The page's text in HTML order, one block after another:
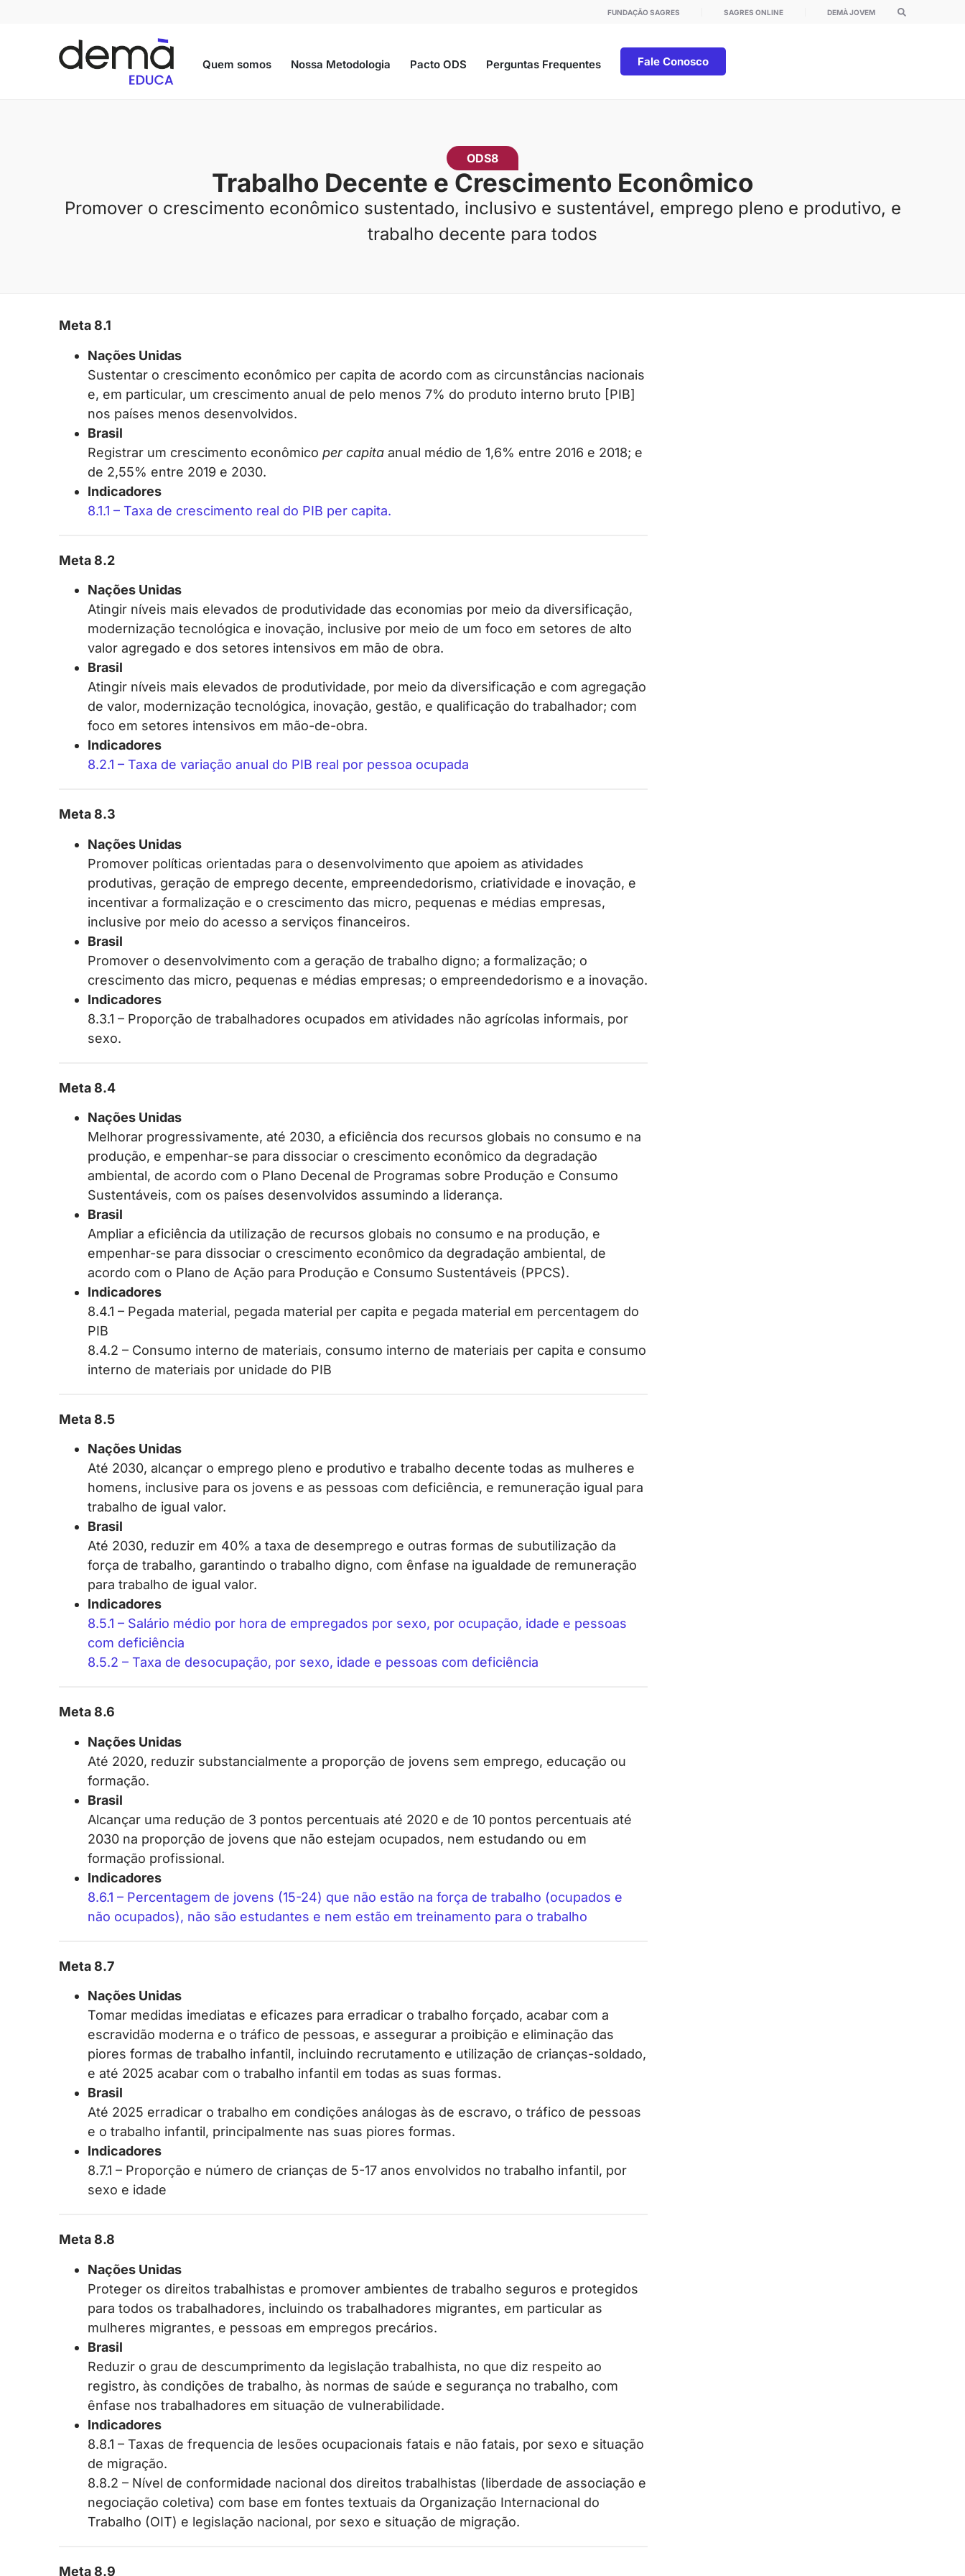
FUNDAÇÃO SAGRES SAGRES ONLINE DEMÀ JOVEM
Quem somos Nossa Metodologia Pacto ODS Perguntas Frequentes Fale Conosco
ODS8
Trabalho Decente e Crescimento Econômico
Promover o crescimento econômico sustentado, inclusivo e sustentável, emprego pleno e produtivo, e
trabalho decente para todos
Meta 8.1
Nações Unidas
Sustentar o crescimento econômico per capita de acordo com as circunstâncias nacionais
e, em particular, um crescimento anual de pelo menos 7% do produto interno bruto [PIB]
nos países menos desenvolvidos.
Brasil
Registrar um crescimento econômico per capita anual médio de 1,6% entre 2016 e 2018; e
de 2,55% entre 2019 e 2030.
Indicadores
8.1.1 – Taxa de crescimento real do PIB per capita.
Meta 8.2
Nações Unidas
Atingir níveis mais elevados de produtividade das economias por meio da diversificação,
modernização tecnológica e inovação, inclusive por meio de um foco em setores de alto
valor agregado e dos setores intensivos em mão de obra.
Brasil
Atingir níveis mais elevados de produtividade, por meio da diversificação e com agregação
de valor, modernização tecnológica, inovação, gestão, e qualificação do trabalhador; com
foco em setores intensivos em mão-de-obra.
Indicadores
8.2.1 – Taxa de variação anual do PIB real por pessoa ocupada
Meta 8.3
Nações Unidas
Promover políticas orientadas para o desenvolvimento que apoiem as atividades
produtivas, geração de emprego decente, empreendedorismo, criatividade e inovação, e
incentivar a formalização e o crescimento das micro, pequenas e médias empresas,
inclusive por meio do acesso a serviços financeiros.
Brasil
Promover o desenvolvimento com a geração de trabalho digno; a formalização; o
crescimento das micro, pequenas e médias empresas; o empreendedorismo e a inovação.
Indicadores
8.3.1 – Proporção de trabalhadores ocupados em atividades não agrícolas informais, por
sexo.
Meta 8.4
Nações Unidas
Melhorar progressivamente, até 2030, a eficiência dos recursos globais no consumo e na
produção, e empenhar-se para dissociar o crescimento econômico da degradação
ambiental, de acordo com o Plano Decenal de Programas sobre Produção e Consumo
Sustentáveis, com os países desenvolvidos assumindo a liderança.
Brasil
Ampliar a eficiência da utilização de recursos globais no consumo e na produção, e
empenhar-se para dissociar o crescimento econômico da degradação ambiental, de
acordo com o Plano de Ação para Produção e Consumo Sustentáveis (PPCS).
Indicadores
8.4.1 – Pegada material, pegada material per capita e pegada material em percentagem do
PIB
8.4.2 – Consumo interno de materiais, consumo interno de materiais per capita e consumo
interno de materiais por unidade do PIB
Meta 8.5
Nações Unidas
Até 2030, alcançar o emprego pleno e produtivo e trabalho decente todas as mulheres e
homens, inclusive para os jovens e as pessoas com deficiência, e remuneração igual para
trabalho de igual valor.
Brasil
Até 2030, reduzir em 40% a taxa de desemprego e outras formas de subutilização da
força de trabalho, garantindo o trabalho digno, com ênfase na igualdade de remuneração
para trabalho de igual valor.
Indicadores
8.5.1 – Salário médio por hora de empregados por sexo, por ocupação, idade e pessoas
com deficiência
8.5.2 – Taxa de desocupação, por sexo, idade e pessoas com deficiência
Meta 8.6
Nações Unidas
Até 2020, reduzir substancialmente a proporção de jovens sem emprego, educação ou
formação.
Brasil
Alcançar uma redução de 3 pontos percentuais até 2020 e de 10 pontos percentuais até
2030 na proporção de jovens que não estejam ocupados, nem estudando ou em
formação profissional.
Indicadores
8.6.1 – Percentagem de jovens (15-24) que não estão na força de trabalho (ocupados e
não ocupados), não são estudantes e nem estão em treinamento para o trabalho
Meta 8.7
Nações Unidas
Tomar medidas imediatas e eficazes para erradicar o trabalho forçado, acabar com a
escravidão moderna e o tráfico de pessoas, e assegurar a proibição e eliminação das
piores formas de trabalho infantil, incluindo recrutamento e utilização de crianças-soldado,
e até 2025 acabar com o trabalho infantil em todas as suas formas.
Brasil
Até 2025 erradicar o trabalho em condições análogas às de escravo, o tráfico de pessoas
e o trabalho infantil, principalmente nas suas piores formas.
Indicadores
8.7.1 – Proporção e número de crianças de 5-17 anos envolvidos no trabalho infantil, por
sexo e idade
Meta 8.8
Nações Unidas
Proteger os direitos trabalhistas e promover ambientes de trabalho seguros e protegidos
para todos os trabalhadores, incluindo os trabalhadores migrantes, em particular as
mulheres migrantes, e pessoas em empregos precários.
Brasil
Reduzir o grau de descumprimento da legislação trabalhista, no que diz respeito ao
registro, às condições de trabalho, às normas de saúde e segurança no trabalho, com
ênfase nos trabalhadores em situação de vulnerabilidade.
Indicadores
8.8.1 – Taxas de frequencia de lesões ocupacionais fatais e não fatais, por sexo e situação
de migração.
8.8.2 – Nível de conformidade nacional dos direitos trabalhistas (liberdade de associação e
negociação coletiva) com base em fontes textuais da Organização Internacional do
Trabalho (OIT) e legislação nacional, por sexo e situação de migração.
Meta 8.9